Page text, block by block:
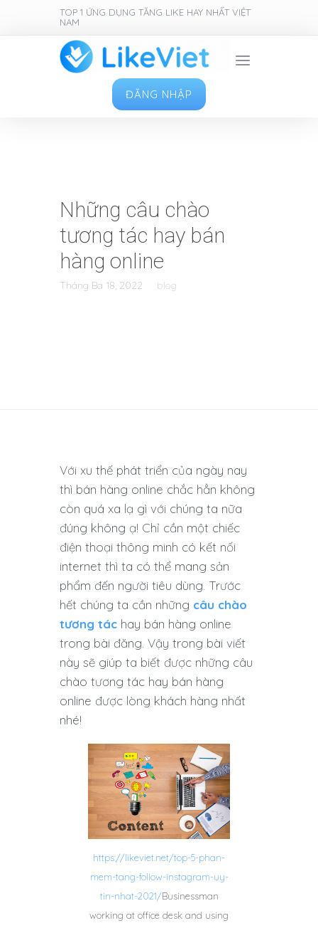
TOP 1 ỨNG DỤNG TĂNG LIKE HAY NHẤT VIỆT
NAM
ĐĂNG NHẬP
Những câu chào
tương tác hay bán
hàng online
Tháng Ba 18, 2022 blog
Với xu thế phát triển của ngày nay
thì bán hàng online chắc hẳn không
còn quá xa lạ gì với chúng ta nữa
đúng không ạ! Chỉ cần một chiếc
điện thoại thông minh có kết nối
internet thì ta có thể mang sản
phẩm đến người tiêu dùng. Trước
hết chúng ta cần những câu chào
tương tác hay bán hàng online
trong bài đăng. Vậy trong bài viết
này sẽ giúp ta biết được những câu
chào tương tác hay bán hàng
online được lòng khách hàng nhất
nhé!
https://likeviet.net/top-5-phan-
mem-tang-follow-instagram-uy-
tin-nhat-2021/Businessman
working at office desk and using